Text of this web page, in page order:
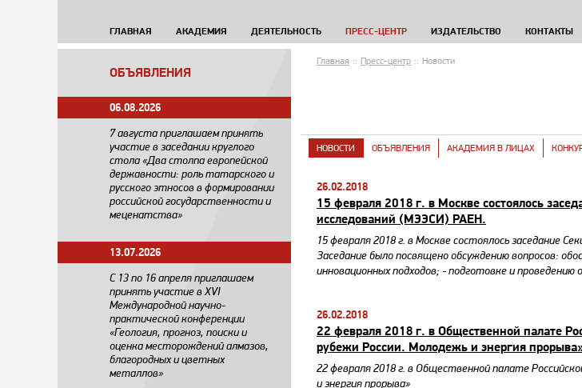
ГЛАВНАЯ АКАДЕМИЯ ДЕЯТЕЛЬНОСТЬ ПРЕСС-ЦЕНТР ИЗДАТЕЛЬСТВО КОНТАКТЫ
ОБЪЯВЛЕНИЯ
06.08.2026
7 августа приглашаем принять
участие в заседании круглого
стола «Два столпа европейской
державности: роль татарского и
русского этносов в формировании
российской государственности и
меценатства»
13.07.2026
С 13 по 16 апреля приглашаем
принять участие в XVI
Международной научно-
практической конференции
«Геология, прогноз, поиски и
оценка месторождений алмазов,
благородных и цветных
металлов»
Главная :: Пресс-центр :: Новости
НОВОСТИ ОБЪЯВЛЕНИЯ АКАДЕМИЯ В ЛИЦАХ
26.02.2018
15 февраля 2018 г. в Москве состоялось
исследований (МЭЭСИ) РАЕН.
15 февраля 2018 г. в Москве состоялось заседание
Заседание было посвящено обсуждению вопросов:
инновационных подходов; - подготовке и
26.02.2018
22 февраля 2018 г. в Общественной палате
рубежи России. Молодежь и энергия
22 февраля 2018 г. в Общественной палате
и энергия прорыва»